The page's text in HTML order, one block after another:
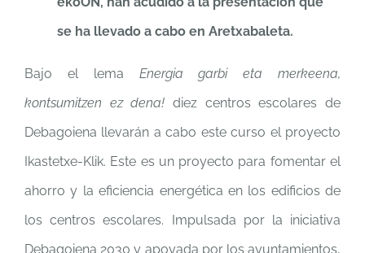
se ha llevado a cabo en Aretxabaleta.
Bajo el lema Energia garbi eta merkeena,
kontsumitzen ez dena! diez centros escolares de
Debagoiena llevarán a cabo este curso el proyecto
Ikastetxe-Klik. Este es un proyecto para fomentar el
ahorro y la eficiencia energética en los edificios de
los centros escolares. Impulsada por la iniciativa
Debagoiena 2030 y apoyada por los ayuntamientos,